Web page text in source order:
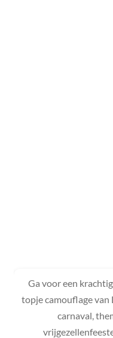
Ga voor een
topje camouflage van
carnaval,